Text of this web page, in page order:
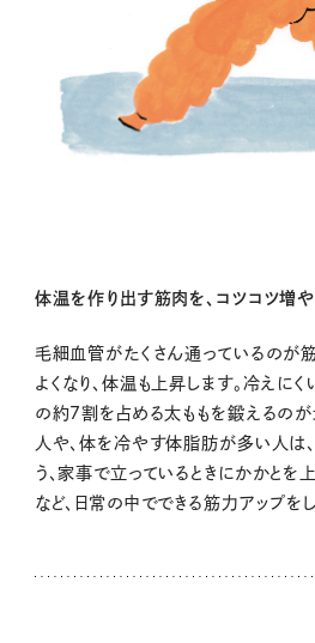
体温を作り出す筋肉を、コツコツ増
毛細血管がたくさん通っているのが
よくなり、体温も上昇します。冷えに
の約7割を占める太ももを鍛えるの
人や、体を冷やす体脂肪が多い人は
う、家事で立っているときにかかとを
など、日常の中でできる筋力アップをし